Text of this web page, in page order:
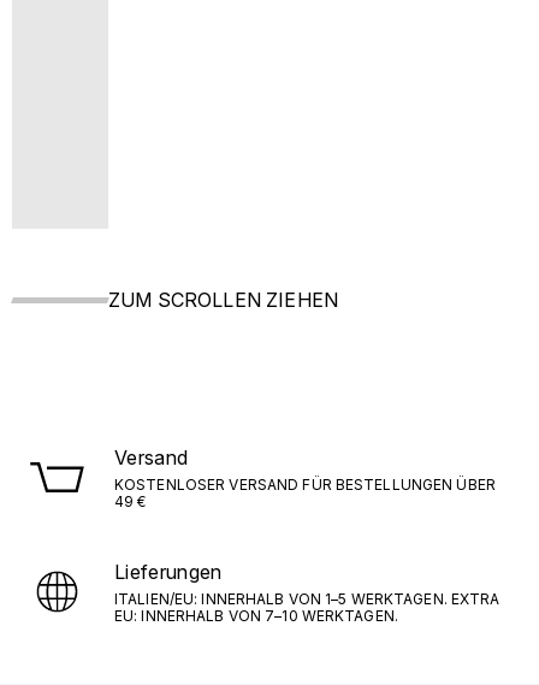
ZUM SCROLLEN ZIEHEN
Versand
KOSTENLOSER VERSAND FÜR BESTELLUNGEN ÜBER
49 €
Lieferungen
ITALIEN/EU: INNERHALB VON 1–5 WERKTAGEN. EXTRA
EU: INNERHALB VON 7–10 WERKTAGEN.